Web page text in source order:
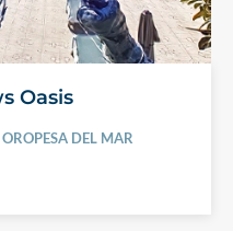
Oasis
DEL MAR